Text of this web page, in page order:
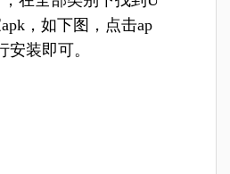
，如下图，点击ap
装即可。